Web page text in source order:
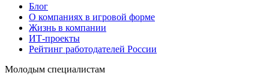
Блог
О компаниях в игровой форме
Жизнь в компании
ИТ-проекты
Рейтинг работодателей России
Молодым специалистам